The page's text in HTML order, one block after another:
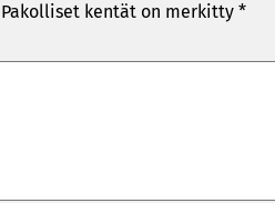
Pakolliset kentät on merkitty *